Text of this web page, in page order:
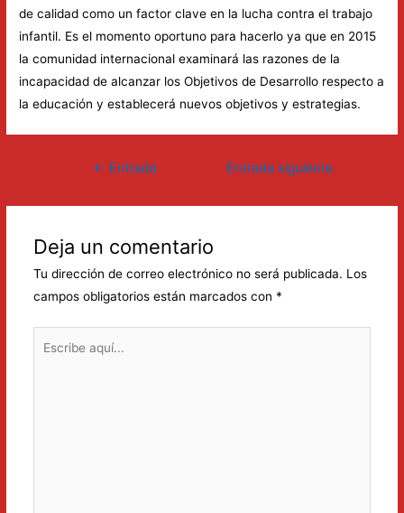
de calidad como un factor clave en la lucha contra el trabajo
infantil. Es el momento oportuno para hacerlo ya que en 2015
la comunidad internacional examinará las razones de la
incapacidad de alcanzar los Objetivos de Desarrollo respecto a
la educación y establecerá nuevos objetivos y estrategias.
Navegación
entradas
← Entrada
Entrada siguiente
Deja un comentario
Tu dirección de correo electrónico no será publicada. Los
campos obligatorios están marcados con *